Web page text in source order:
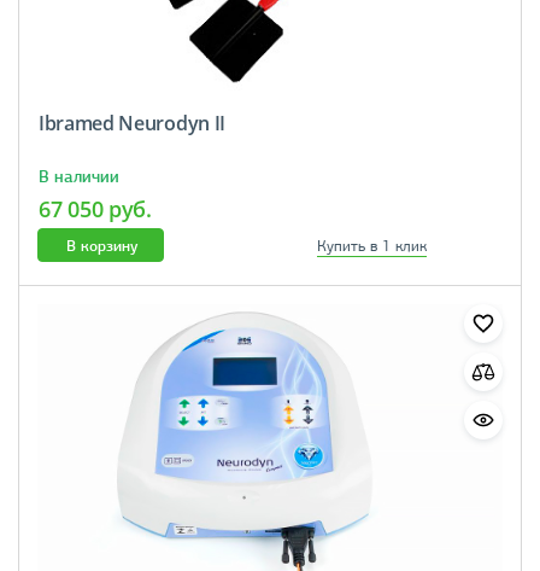
Ibramed Neurodyn II
В наличии
67 050 руб.
В корзину Купить в 1 клик